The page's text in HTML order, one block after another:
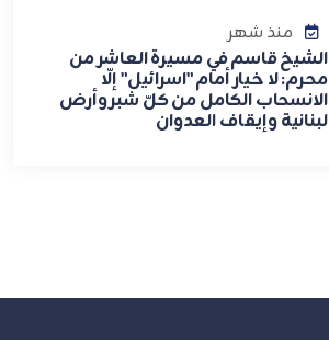
منذ شهر
الشيخ قاسم في مسيرة العاشر من
محرم: لا خيار أمام "اسرائيل" إلّا
الانسحاب الكامل من كلّ شبر وأرض
لبنانية وإيقاف العدوان